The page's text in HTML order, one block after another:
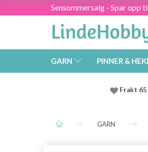
Sensommersalg - Spar opp
GARN PINNER &
Frakt
GARN